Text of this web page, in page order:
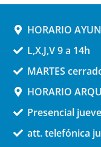
HORARIO
L,X,J,V 9 a 14h
MARTES
HORARIO
Presencial
att. telefónica